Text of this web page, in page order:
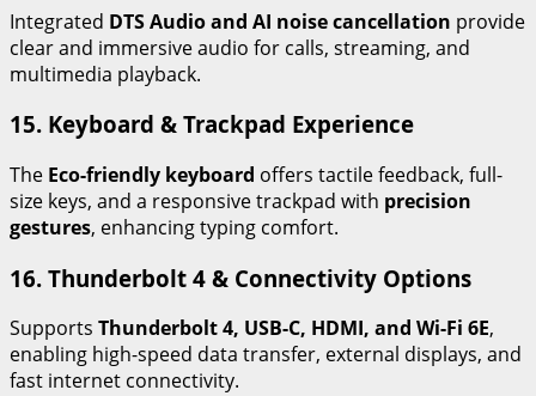
Integrated DTS Audio and AI noise cancellation provide
clear and immersive audio for calls, streaming, and
multimedia playback.
15. Keyboard & Trackpad Experience
The Eco-friendly keyboard offers tactile feedback, full-
size keys, and a responsive trackpad with precision
gestures, enhancing typing comfort.
16. Thunderbolt 4 & Connectivity Options
Supports Thunderbolt 4, USB-C, HDMI, and Wi-Fi 6E,
enabling high-speed data transfer, external displays, and
fast internet connectivity.